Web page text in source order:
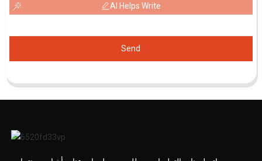
AI Helps Write
Send